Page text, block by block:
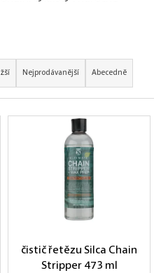
Nejprodávanější Abecedně
čistič řetězu Silca Chain
Stripper 473 ml